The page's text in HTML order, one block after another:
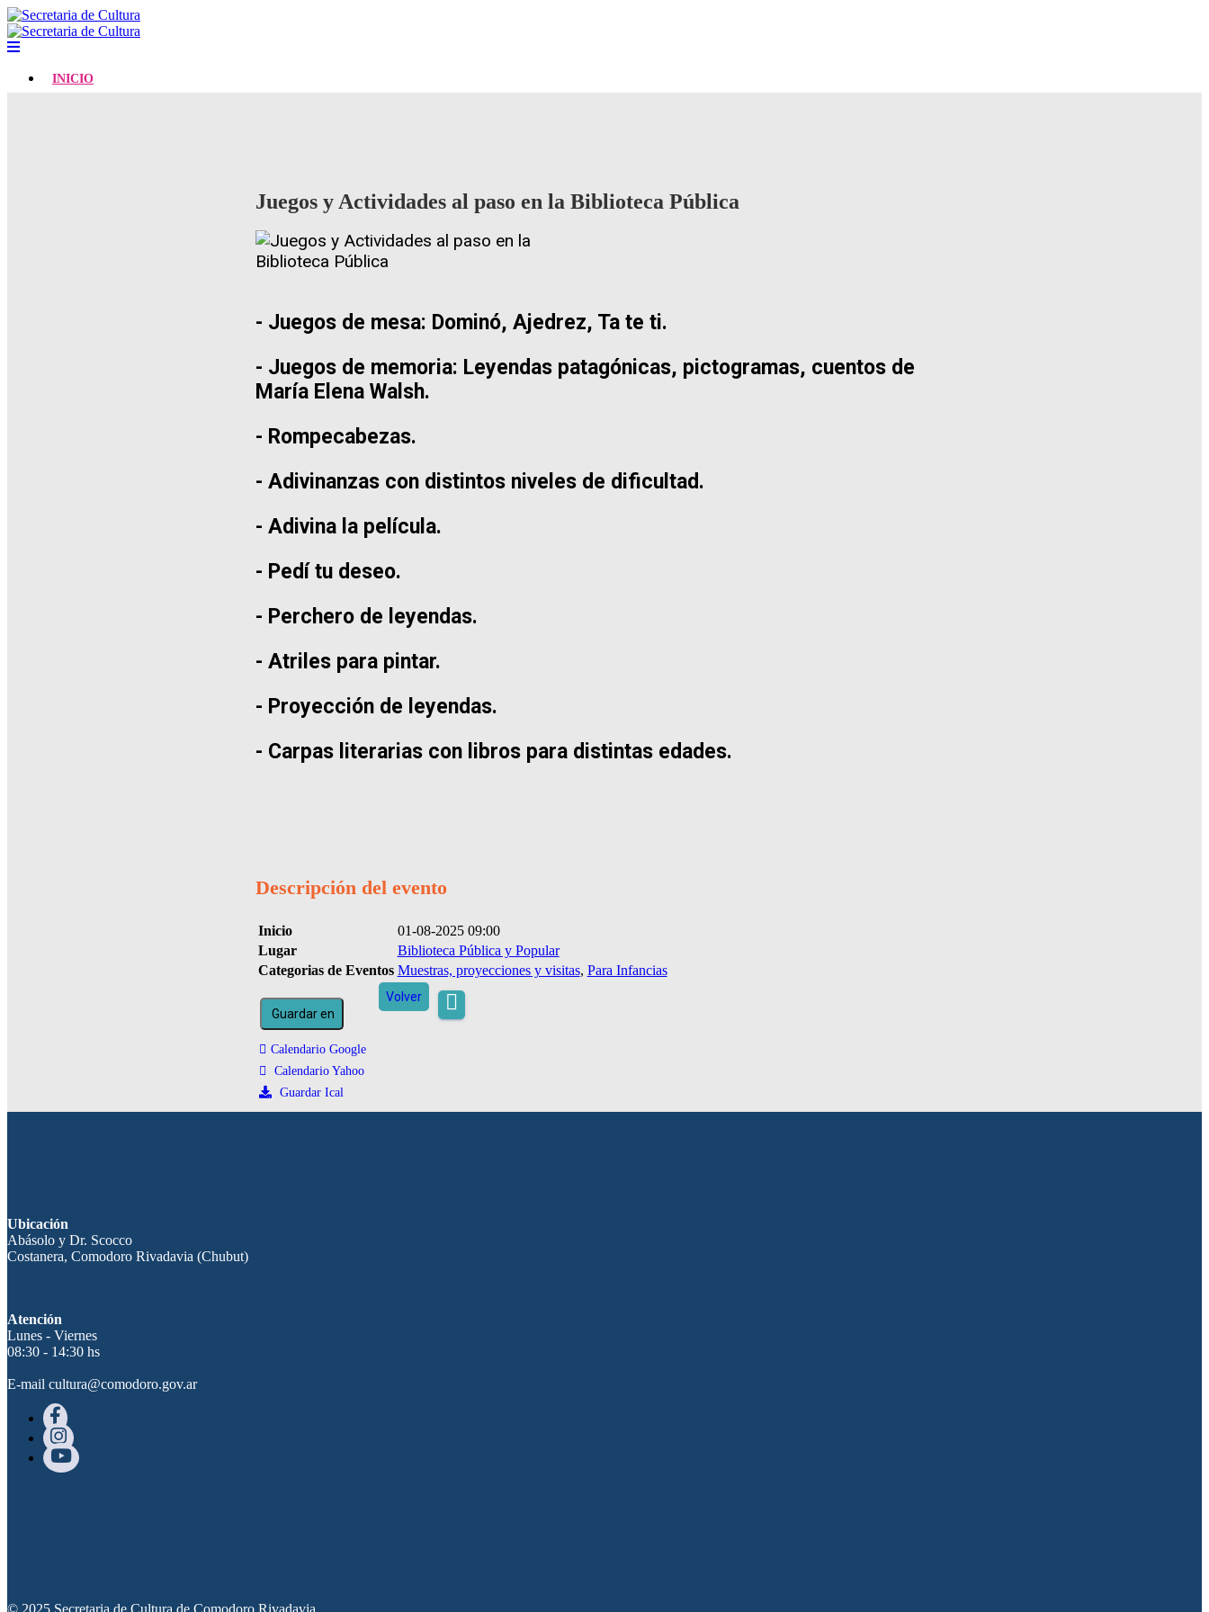
INICIO
Juegos y Actividades al paso en la Biblioteca Pública
- Juegos de mesa: Dominó, Ajedrez, Ta te ti.
- Juegos de memoria: Leyendas patagónicas, pictogramas, cuentos de
María Elena Walsh.
- Rompecabezas.
- Adivinanzas con distintos niveles de dificultad.
- Adivina la película.
- Pedí tu deseo.
- Perchero de leyendas.
- Atriles para pintar.
- Proyección de leyendas.
- Carpas literarias con libros para distintas edades.
Descripción del evento
Inicio
01-08-2025 09:00
Lugar
Biblioteca Pública y Popular
Categorias de Eventos Muestras, proyecciones y visitas, Para Infancias
Guardar en
Calendario Google
Calendario Yahoo
Guardar Ical
Volver
Ubicación
Abásolo y Dr. Scocco
Costanera, Comodoro Rivadavia (Chubut)
Atención
Lunes - Viernes
08:30 - 14:30 hs
E-mail cultura@comodoro.gov.ar